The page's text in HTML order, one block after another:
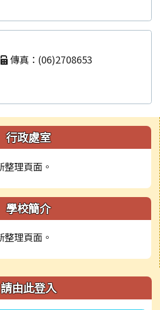
傳真：(06)2708653
行政處室
理頁面。
學校簡介
理頁面。
請由此登入